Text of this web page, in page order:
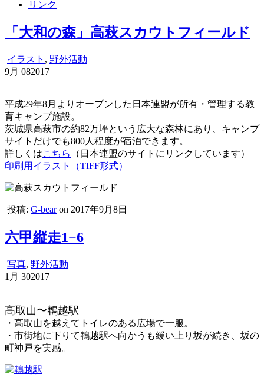
リンク
「大和の森」高萩スカウトフィールド
イラスト , 野外活動
9月 082017
平成29年8月よりオープンした日本連盟が所有・管理する教
育キャンプ施設。
茨城県高萩市の約82万坪という広大な森林にあり、キャンプ
サイトだけでも800人程度が宿泊できます。
詳しくはこちら
（日本連盟のサイトにリンクしています）
印刷用イラスト（TIFF形式）
投稿: G-bearon 2017年9月8日
六甲縦走1−6
写真, 野外活動
1月 302017
高取山〜鵯越駅
・高取山を越えてトイレのある広場で一服。
・市街地に下りて鵯越駅へ向かうも緩い上り坂が続き、坂の
町神戸を実感。